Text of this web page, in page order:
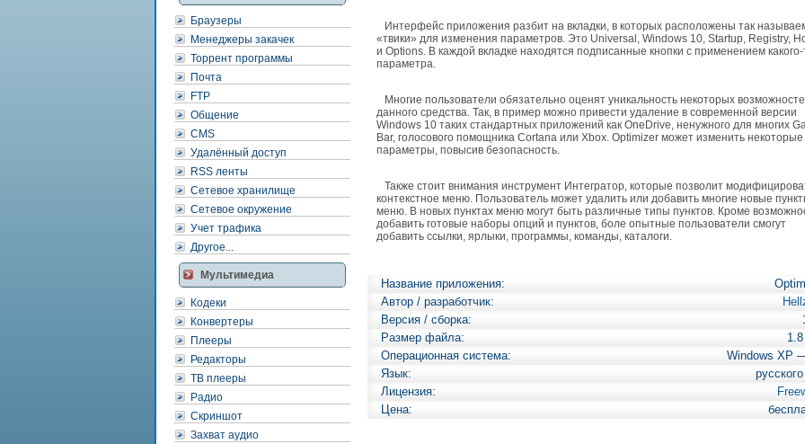
Браузеры
Менеджеры закачек
Торрент программы
Почта
FTP
Общение
CMS
Удалённый доступ
RSS ленты
Сетевое хранилище
Сетевое окружение
Учет трафика
Другое...
Мультимедиа
Кодеки
Конвертеры
Плееры
Редакторы
ТВ плееры
Радио
Скриншот
Захват аудио
Интерфейс приложения разбит на вкладки, в которых расположены так
«твики» для изменения параметров. Это Universal, Windows 10, Startup, Registry,
и Options. В каждой вкладке находятся подписанные кнопки с применением какого-
параметра.
Многие пользователи обязательно оценят уникальность некоторых
данного средства. Так, в пример можно привести удаление в современной версии
Windows 10 таких стандартных приложений как OneDrive, ненужного для многих
Bar, голосового помощника Cortana или Xbox. Optimizer может изменить некоторые
параметры, повысив безопасность.
Также стоит внимания инструмент Интегратор, которые позволит
контекстное меню. Пользователь может удалить или добавить многие новые
меню. В новых пунктах меню могут быть различные типы пунктов. Кроме
добавить готовые наборы опций и пунктов, боле опытные пользователи смогут
добавить ссылки, ярлыки, программы, команды, каталоги.
Название приложения:
Автор / разработчик:
Версия / сборка:
Размер файла:
Операционная система:
Windows XP
Язык:
Лицензия:
Цена: